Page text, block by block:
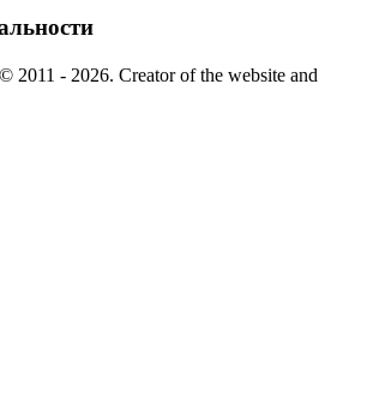
2011 - 2026. Creator of the website and